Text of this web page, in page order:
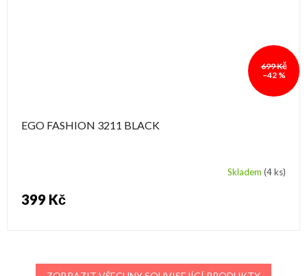
699 Kč
–42 %
EGO FASHION 3211 BLACK
Skladem (4 ks)
399 Kč